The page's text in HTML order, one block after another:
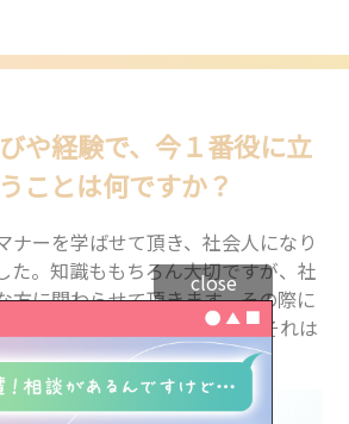
専門学生リアルボイス
や経験で、今１番役に立
ことは何ですか？
ナーを学ばせて頂き、社会人になり
た。知識ももちろん大切ですが、社
方に関わらせて頂きます。その際に
生かせたことがありました。それは
す。
close